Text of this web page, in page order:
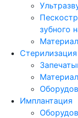
зубного
Стерилизация
Имплантация